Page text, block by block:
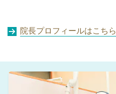
院長プロフィールはこちら